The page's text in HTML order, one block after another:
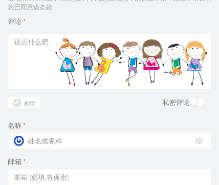
您已同意该条款
评论 *
表情 私密评论
名称 *
🎲
邮箱 *